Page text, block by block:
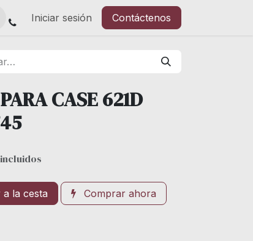
Iniciar sesión Contáctenos
CASE 621D
a la cesta Comprar ahora